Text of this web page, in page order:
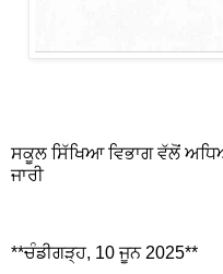
ਸਕੂਲ ਸਿੱਖਿਆ ਵਿਭਾਗ ਵੱਲੋਂ
ਜਾਰੀ
**ਚੰਡੀਗੜ੍ਹ, 10 ਜੂਨ 2025**